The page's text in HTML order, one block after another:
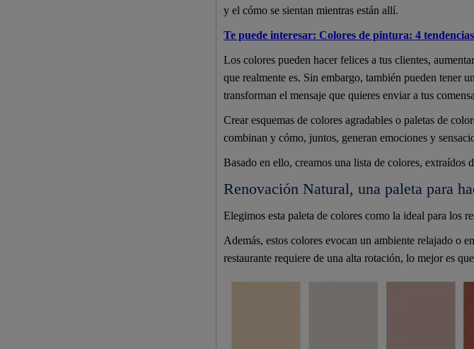
y el cómo se sientan mientras están allí.
Te puede interesar: Colores de pintura: 4
Los colores pueden hacer felices a tus clientes,
que realmente es. Sin embargo, también pueden tener
transforman el mensaje que quieres enviar a tus
Crear esquemas de colores agradables o paletas de
combinan y cómo, juntos, generan emociones y
Basado en ello, creamos una lista de colores, extraídos
Renovación Natural, una paleta para
Elegimos esta paleta de colores como la ideal para los
Además, estos colores evocan un ambiente relajado o
restaurante requiere de una alta rotación, lo mejor es